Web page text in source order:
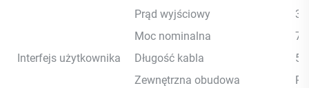
Prąd wyjściowy
Moc nominalna
Interfejs użytkownika
Długość kabla
Zewnętrzna obudowa